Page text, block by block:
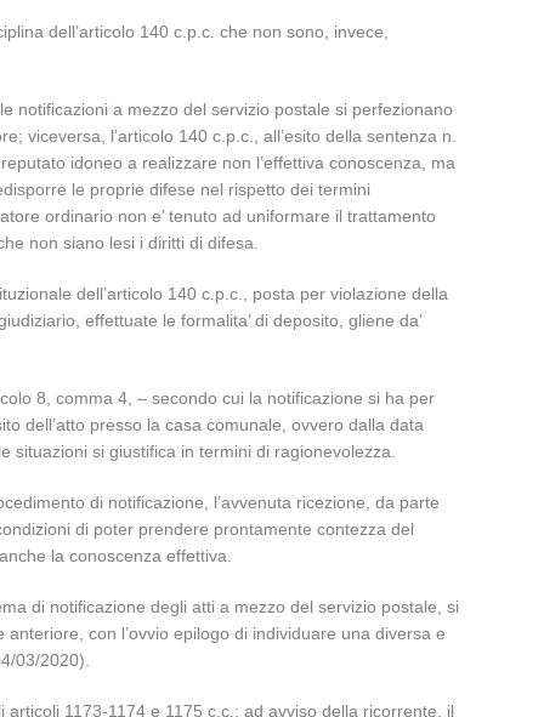
dell’articolo 140 c.p.c. che non sono, invece,
notificazioni a mezzo del servizio postale si perfezionano
viceversa, l’articolo 140 c.p.c., all’esito della sentenza n.
idoneo a realizzare non l’effettiva conoscenza, ma
le proprie difese nel rispetto dei termini
ordinario non e’ tenuto ad uniformare il trattamento
non siano lesi i diritti di difesa.
dell’articolo 140 c.p.c., posta per violazione della
effettuate le formalita’ di deposito, gliene da’
8, comma 4, – secondo cui la notificazione si ha per
dell’atto presso la casa comunale, ovvero dalla data
situazioni si giustifica in termini di ragionevolezza.
di notificazione, l’avvenuta ricezione, da parte
di poter prendere prontamente contezza del
la conoscenza effettiva.
di notificazione degli atti a mezzo del servizio postale, si
con l’ovvio epilogo di individuare una diversa e
03/2020).
1173-1174 e 1175 c.c.: ad avviso della ricorrente, il